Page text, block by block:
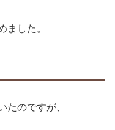
ました。
たのですが、